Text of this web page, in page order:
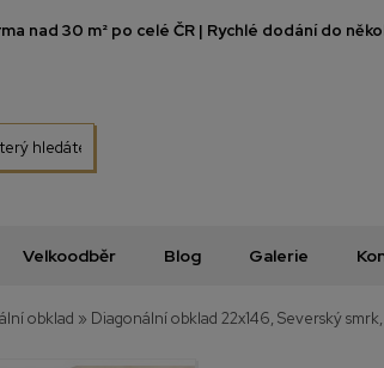
nad 30 m² po celé ČR | Rychlé dodání do
Velkoodběr Blog Galerie
obklad » Diagonální obklad 22x146, Severský smrk,